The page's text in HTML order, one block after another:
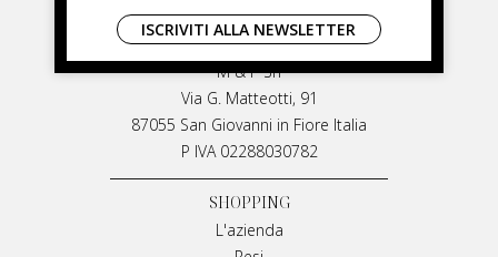
LIVIANA MIRARCHI
M & P Srl
Via G. Matteotti, 91
87055 San Giovanni in Fiore Italia
P IVA 02288030782
SHOPPING
L'azienda
ISCRIVITI ALLA NEWSLETTER